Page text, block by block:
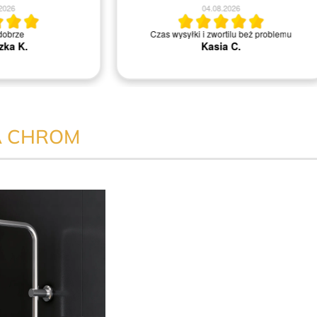
04.08.2026
i miła obsługa.
B.
Polecam. Super obsługa.Nie ma
wymianą lub zwrotem. Szybki dowóz na
Agnieszka M.
CHROM